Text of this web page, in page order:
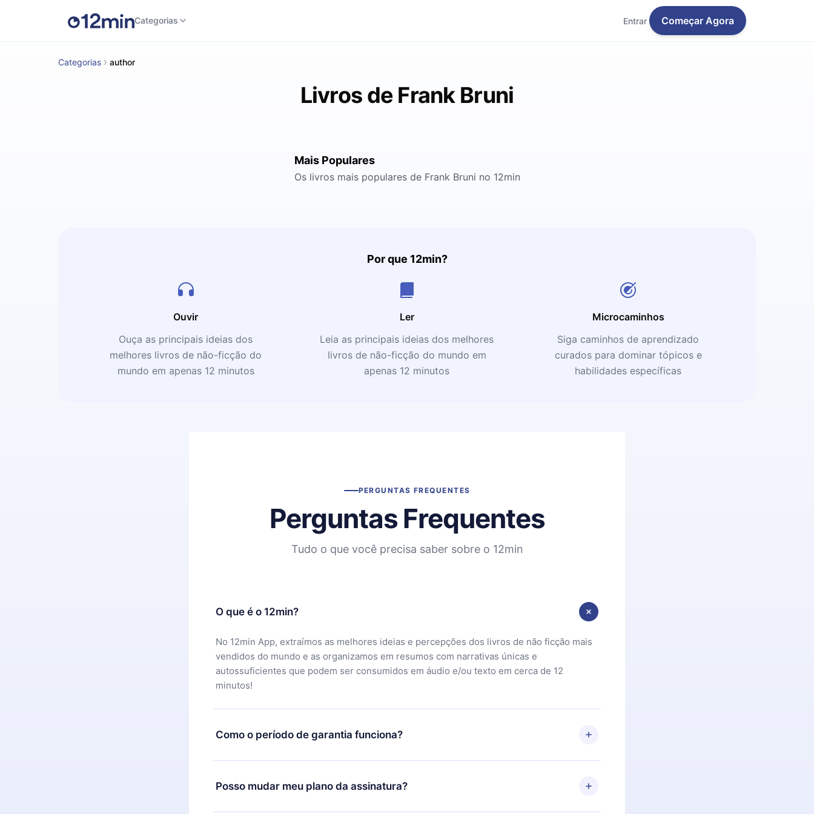
Categorias Entrar Começar Agora
Categorias author
Livros de Frank Bruni
Mais Populares
Os livros mais populares de Frank Bruni no 12min
Por que 12min?
Ouvir
Ouça as principais ideias dos
melhores livros de não-ficção do
mundo em apenas 12 minutos
Ler
Leia as principais ideias dos melhores
livros de não-ficção do mundo em
apenas 12 minutos
Microcaminhos
Siga caminhos de aprendizado
curados para dominar tópicos e
habilidades específicas
PERGUNTAS FREQUENTES
Perguntas Frequentes
Tudo o que você precisa saber sobre o 12min
O que é o 12min?
No 12min App, extraímos as melhores ideias e percepções dos livros de não ficção mais
vendidos do mundo e as organizamos em resumos com narrativas únicas e
autossuficientes que podem ser consumidos em áudio e/ou texto em cerca de 12
minutos!
Como o período de garantia funciona?
Você pode baixar nosso aplicativo e começar a aproveitar nossa biblioteca. Se por algum
motivo não ficar satisfeito com nossa plataforma, basta entrar em contato com nossa
equipe de suporte (contato@12min.com) em até 7 dias após a compra e solicitar o
Posso mudar meu plano da assinatura?